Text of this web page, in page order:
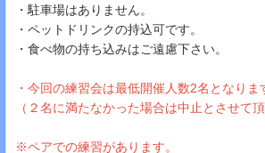
・駐車場はありません。
・ペットドリンクの持込可です。
・食べ物の持ち込みはご遠慮下さい。
・今回の練習会は最低開催人数2名となりま
（２名に満たなかった場合は中止とさせて頂
※ペアでの練習があります。